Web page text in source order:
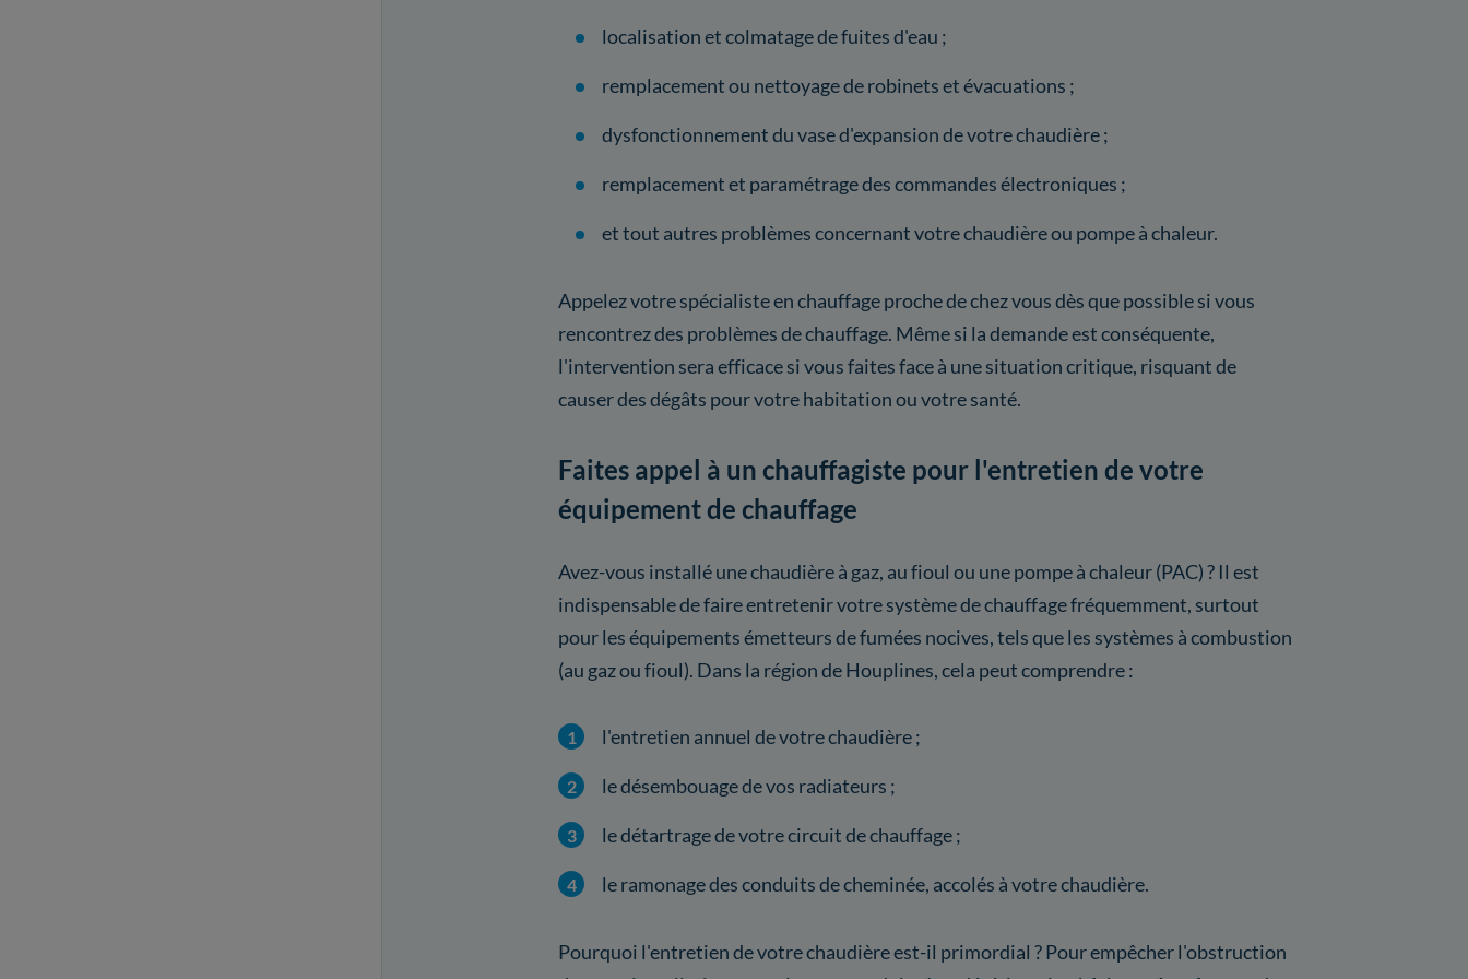
localisation et colmatage de fuites d'eau ;
remplacement ou nettoyage de robinets et évacuations ;
dysfonctionnement du vase d'expansion de votre chaudière ;
remplacement et paramétrage des commandes électroniques ;
et tout autres problèmes concernant votre chaudière ou pompe à chaleur.
Appelez votre spécialiste en chauffage proche de chez vous dès que possible si vous
rencontrez des problèmes de chauffage. Même si la demande est conséquente,
l'intervention sera efficace si vous faites face à une situation critique, risquant de
causer des dégâts pour votre habitation ou votre santé.
Faites appel à un chauffagiste pour l'entretien de votre
équipement de chauffage
Avez-vous installé une chaudière à gaz, au fioul ou une pompe à chaleur (PAC) ? Il est
indispensable de faire entretenir votre système de chauffage fréquemment, surtout
pour les équipements émetteurs de fumées nocives, tels que les systèmes à combustion
(au gaz ou fioul). Dans la région de Houplines, cela peut comprendre :
l'entretien annuel de votre chaudière ;
le désembouage de vos radiateurs ;
le détartrage de votre circuit de chauffage ;
le ramonage des conduits de cheminée, accolés à votre chaudière.
Pourquoi l'entretien de votre chaudière est-il primordial ? Pour empêcher l'obstruction